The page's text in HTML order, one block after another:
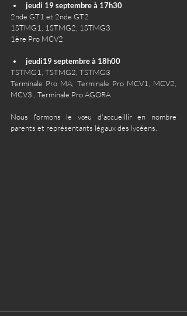
jeudi 19 septembre à 17h30
2nde GT1 et 2nde GT2
1STMG1, 1STMG2, 1STMG3
1ère Pro MCV2
jeudi19 septembre à 18h00
TSTMG1, TSTMG2, TSTMG3
Terminale Pro MA, Terminale Pro MCV1, MCV2,
MCV3 , Terminale Pro AGORA
Nous formons le vœu d'accueillir en nombre
parents et représentants légaux des lycéens.